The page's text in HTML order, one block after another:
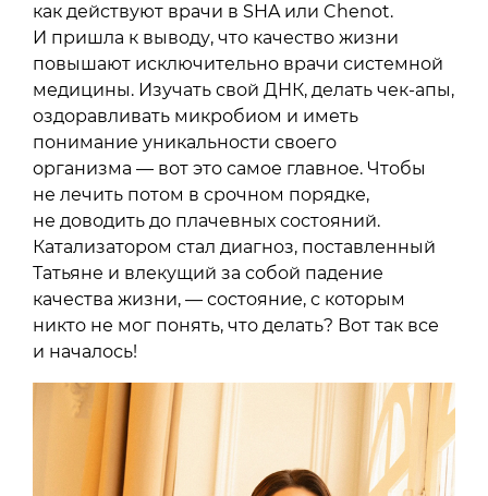
как действуют врачи в SHA или Chenot.
И пришла к выводу, что качество жизни
повышают исключительно врачи системной
медицины. Изучать свой ДНК, делать чек-апы,
оздоравливать микробиом и иметь
понимание уникальности своего
организма — вот это самое главное. Чтобы
не лечить потом в срочном порядке,
не доводить до плачевных состояний.
Катализатором стал диагноз, поставленный
Татьяне и влекущий за собой падение
качества жизни, — состояние, с которым
никто не мог понять, что делать? Вот так все
и началось!